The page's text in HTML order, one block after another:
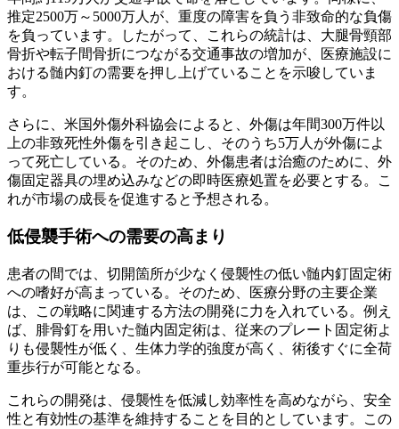
推定2500万～5000万人が、重度の障害を負う非致命的な負傷
を負っています。したがって、これらの統計は、大腿骨頸部
骨折や転子間骨折につながる交通事故の増加が、医療施設に
おける髄内釘の需要を押し上げていることを示唆していま
す。
さらに、米国外傷外科協会によると、外傷は年間300万件以
上の非致死性外傷を引き起こし、そのうち5万人が外傷によ
って死亡している。そのため、外傷患者は治癒のために、外
傷固定器具の埋め込みなどの即時医療処置を必要とする。こ
れが市場の成長を促進すると予想される。
低侵襲手術への需要の高まり
患者の間では、切開箇所が少なく侵襲性の低い髄内釘固定術
への嗜好が高まっている。そのため、医療分野の主要企業
は、この戦略に関連する方法の開発に力を入れている。例え
ば、腓骨釘を用いた髄内固定術は、従来のプレート固定術よ
りも侵襲性が低く、生体力学的強度が高く、術後すぐに全荷
重歩行が可能となる。
これらの開発は、侵襲性を低減し効率性を高めながら、安全
性と有効性の基準を維持することを目的としています。この